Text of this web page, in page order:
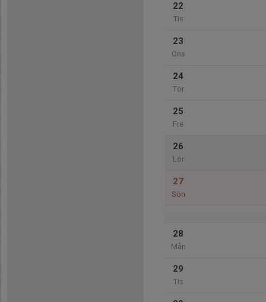
22
Tis
23
Ons
24
Tor
25
Fre
26
Lör
27
Sön
28
Mån
29
Tis